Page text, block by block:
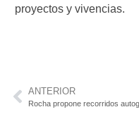
proyectos y vivencias.
ANTERIOR